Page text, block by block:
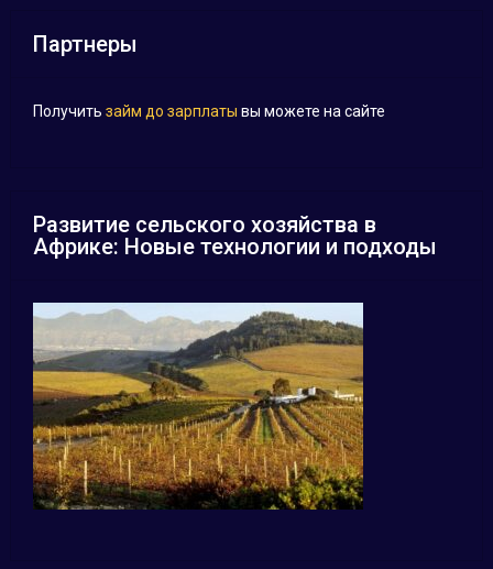
Партнеры
Получить займ до зарплаты вы можете на сайте
Развитие сельского хозяйства в
Африке: Новые технологии и подходы